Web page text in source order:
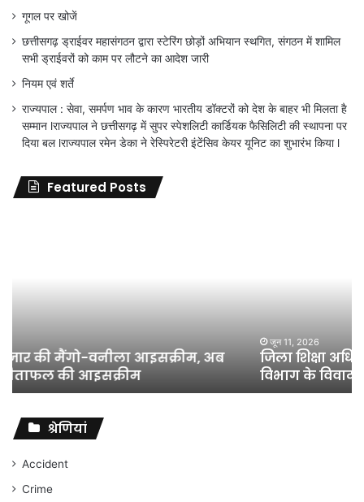
गूगल पर खोजें
छत्तीसगढ़ ड्राईवर महासंगठन द्वारा स्टेरिंग छोड़ों अभियान स्थगित, संगठन में शामिल
सभी ड्राईवरों को काम पर लौटने का आदेश जारी
नियम एवं शर्ते
राज्यपाल : सेवा, समर्पण भाव के कारण भारतीय डॉक्टरों को देश के बाहर भी मिलता है
सम्मान lराज्यपाल ने छत्तीसगढ़ में सुपर स्पेशलिटी कार्डियक फैसिलिटी की स्थापना पर
दिया बल lराज्यपाल रमेन डेका ने रेस्पिरेटरी इंटेंसिव केयर यूनिट का शुभारंभ किया l
Featured Posts
विभाग
के
विवादों
संघर्ष
जारी
रहेगा
अंकित
जिला शिक्षा अधिकारी का तबादला हुआ, लेकिन शिक्षा
विभाग के विवादों पर संघर्ष जारी रहेगा : अंकित गौरहा
श्रेणियां
Accident
Crime